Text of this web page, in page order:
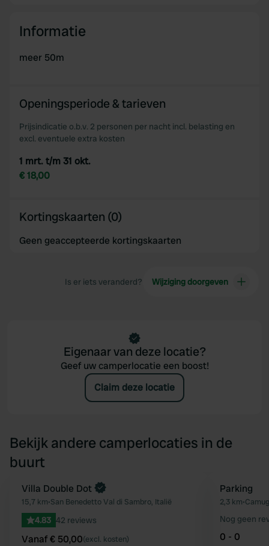
Informatie
meer 50m
Openingsperiode & tarieven
Prijsindicatie o.b.v. 2 personen per nacht incl. belasting en
excl. eventuele extra kosten
1 mrt. t/m 31 okt.
€ 18,00
Kortingskaarten (0)
Geen geaccepteerde kortingskaarten
Is er iets veranderd? Wijziging doorgeven
Eigenaar van deze locatie?
Geef uw camperlocatie een boost!
Claim deze locatie
Bekijk andere camperlocaties in de
buurt
Favoriet
Boek direct
Villa Double Dot
15,7 km•San Benedetto Val di Sambro, Italië
4.83 42 reviews
Vanaf € 50,00(excl. kosten)
Parking
2,3 km•
Nog geen
0 - 0